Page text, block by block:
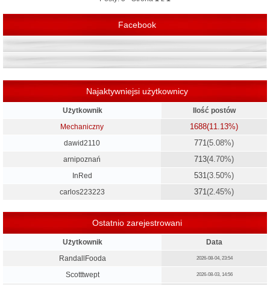
Facebook
Najaktywniejsi użytkownicy
Użytkownik
Ilość postów
Mechaniczny
1688(11.13%)
dawid2110 771(5.08%)
arnipoznań 713(4.70%)
InRed 531(3.50%)
carlos223223 371(2.45%)
Ostatnio zarejestrowani
Użytkownik
Data
RandallFooda
2026-08-04, 23:54
Scotttwept 2026-08-03, 14:56